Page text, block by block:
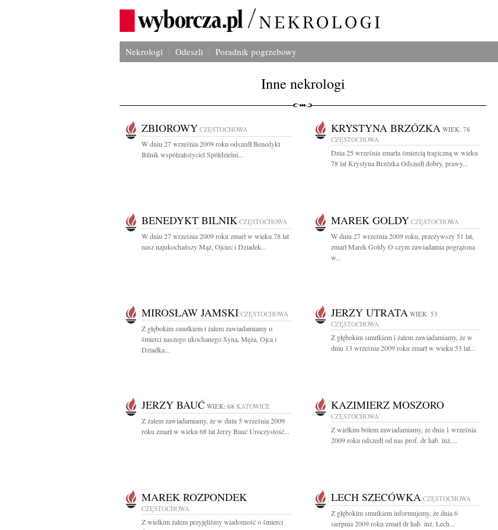
Nekrologi Odeszli Poradnik pogrzebowy
Inne nekrologi
ZBIOROWY CZĘSTOCHOWA
W dniu 27 września 2009 roku odszedł Benedykt
Bilnik współzałożyciel Spółdzielni...
KRYSTYNA BRZÓZKA WIEK: 78
CZĘSTOCHOWA
Dnia 25 września zmarła śmiercią tragiczną w wieku
78 lat Krystyna Brzózka Odszedł dobry, prawy...
BENEDYKT BILNIK CZĘSTOCHOWA
W dniu 27 września 2009 roku zmarł w wieku 78 lat
nasz najukochańszy Mąż, Ojciec i Dziadek...
MAREK GOLDY CZĘSTOCHOWA
W dniu 27 września 2009 roku, przeżywszy 51 lat,
zmarł Marek Gołdy O czym zawiadamia pogrążona
w...
MIROSŁAW JAMSKI CZĘSTOCHOWA
Z głębokim smutkiem i żalem zawiadamiamy o
śmierci naszego ukochanego Syna, Męża, Ojca i
Dziadka...
JERZY UTRATA WIEK: 53
CZĘSTOCHOWA
Z głębokim smutkiem i żalem zawiadamiamy, że w
dniu 13 września 2009 roku zmarł w wieku 53 lat...
JERZY BAUĆ WIEK: 68 KATOWICE
Z żalem zawiadamiamy, że w dniu 5 września 2009
roku zmarł w wieku 68 lat Jerzy Bauć Uroczystość...
KAZIMIERZ MOSZORO
CZĘSTOCHOWA
Z wielkim bólem zawiadamiamy, że dnia 1 września
2009 roku odszedł od nas prof. dr hab. inż....
MAREK ROZPONDEK
CZĘSTOCHOWA
Z wielkim żalem przyjęliśmy wiadomość o śmierci
LECH SZECÓWKA CZĘSTOCHOWA
Z głębokim smutkiem informujemy, że dnia 6
sierpnia 2009 roku zmarł dr hab. inż. Lech...